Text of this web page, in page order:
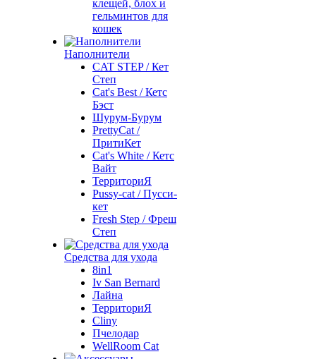
клещей, блох и
гельминтов для
кошек
Наполнители
CAT STEP / Кет
Степ
Cat's Best / Кетс
Бэст
Шурум-Бурум
PrettyCat /
ПритиКет
Cat's White / Кетс
Вайт
ТерриториЯ
Pussy-cat / Пусси-
кет
Fresh Step / Фреш
Степ
Средства для ухода
8in1
Iv San Bernard
Лайна
ТерриториЯ
Cliny
Пчелодар
WellRoom Cat